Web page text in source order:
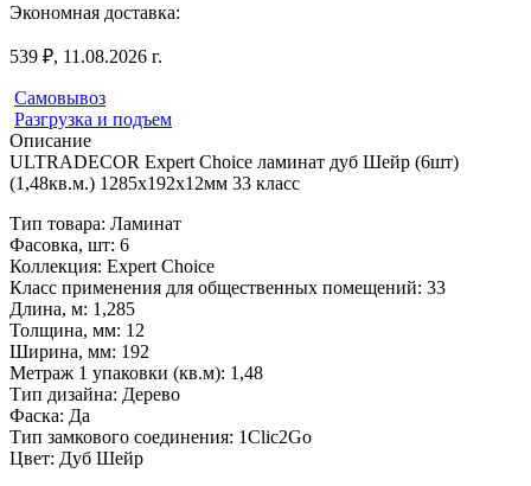
Экономная доставка:
539 ₽, 11.08.2026 г.
Самовывоз
Разгрузка и подъем
Описание
ULTRADECOR Expert Choice ламинат дуб Шейр (6шт)
(1,48кв.м.) 1285х192х12мм 33 класс
Тип товара: Ламинат
Фасовка, шт: 6
Коллекция: Expert Choice
Класс применения для общественных помещений: 33
Длина, м: 1,285
Толщина, мм: 12
Ширина, мм: 192
Метраж 1 упаковки (кв.м): 1,48
Тип дизайна: Дерево
Фаска: Да
Тип замкового соединения: 1Clic2Go
Цвет: Дуб Шейр